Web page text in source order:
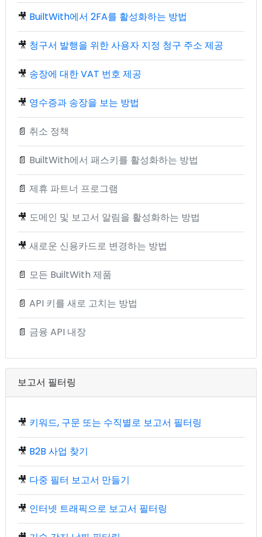
🎥 BuiltWith에서 2FA를 활성화하는 방법
🎥 청구서 발행을 위한 사용자 지정 청구 주소 제공
🎥 송장에 대한 VAT 번호 제공
🎥 영수증과 송장을 보는 방법
📄 취소 정책
📄 BuiltWith에서 패스키를 활성화하는 방법
📄 제휴 파트너 프로그램
🎥 도메인 및 보고서 알림을 활성화하는 방법
🎥 새로운 신용카드로 변경하는 방법
📄 모든 BuiltWith 제품
📄 API 키를 새로 고치는 방법
📄 금융 API 내장
보고서 필터링
🎥 키워드, 구문 또는 수직별로 보고서 필터링
🎥 B2B 사업 찾기
🎥 다중 필터 보고서 만들기
🎥 인터넷 트래픽으로 보고서 필터링